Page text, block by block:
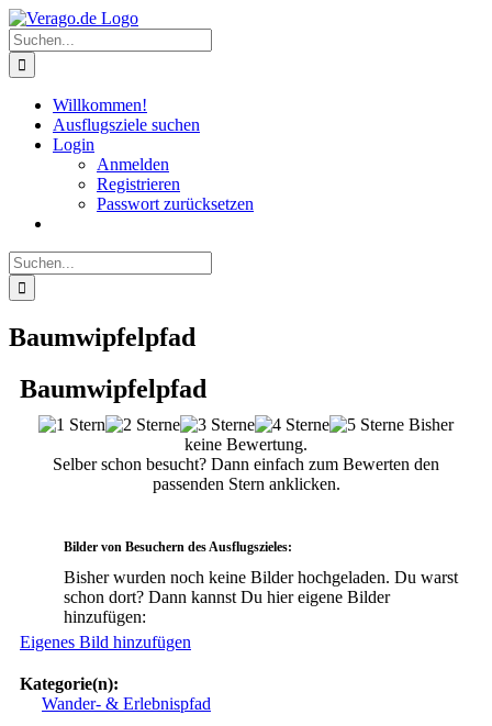
Zum
Inhalt
springen
Suche
nach:
Willkommen!
Ausflugsziele suchen
Login
Anmelden
Registrieren
Passwort zurücksetzen
Suche
nach:
Baumwipfelpfad
Baumwipfelpfad
Bisher
keine Bewertung.
Selber schon besucht? Dann einfach zum Bewerten den
passenden Stern anklicken.
Bilder von Besuchern des Ausflugszieles:
Bisher wurden noch keine Bilder hochgeladen. Du warst
schon dort? Dann kannst Du hier eigene Bilder
hinzufügen:
Eigenes Bild hinzufügen
Kategorie(n):
Wander- & Erlebnispfad